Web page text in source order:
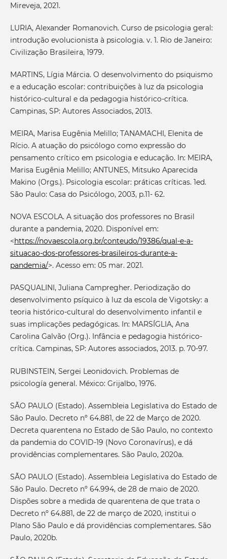
Mireveja, 2021.
LURIA, Alexander Romanovich. Curso de psicologia geral:
introdução evolucionista à psicologia. v. 1. Rio de Janeiro:
Civilização Brasileira, 1979.
MARTINS, Lígia Márcia. O desenvolvimento do psiquismo
e a educação escolar: contribuições à luz da psicologia
histórico-cultural e da pedagogia histórico-crítica.
Campinas, SP: Autores Associados, 2013.
MEIRA, Marisa Eugênia Melillo; TANAMACHI, Elenita de
Rício. A atuação do psicólogo como expressão do
pensamento crítico em psicologia e educação. In: MEIRA,
Marisa Eugênia Melillo; ANTUNES, Mitsuko Aparecida
Makino (Orgs.). Psicologia escolar: práticas críticas. 1ed.
São Paulo: Casa do Psicólogo, 2003, p.11- 62.
NOVA ESCOLA. A situação dos professores no Brasil
durante a pandemia, 2020. Disponível em:
<https://novaescola.org.br/conteudo/19386/qual-e-a-
situacao-dos-professores-brasileiros-durante-a-
pandemia/>. Acesso em: 05 mar. 2021.
PASQUALINI, Juliana Campregher. Periodização do
desenvolvimento psíquico à luz da escola de Vigotsky: a
teoria histórico-cultural do desenvolvimento infantil e
suas implicações pedagógicas. In: MARSÍGLIA, Ana
Carolina Galvão (Org.). Infância e pedagogia histórico-
crítica. Campinas, SP: Autores associados, 2013. p. 70-97.
RUBINSTEIN, Sergei Leonidovich. Problemas de
psicología general. México: Grijalbo, 1976.
SÃO PAULO (Estado). Assembleia Legislativa do Estado de
São Paulo. Decreto nº 64.881, de 22 de Março de 2020.
Decreta quarentena no Estado de São Paulo, no contexto
da pandemia do COVID-19 (Novo Coronavírus), e dá
providências complementares. São Paulo, 2020a.
SÃO PAULO (Estado). Assembleia Legislativa do Estado de
São Paulo. Decreto nº 64.994, de 28 de maio de 2020.
Dispões sobre a medida de quarentena de que trata o
Decreto nº 64.881, de 22 de março de 2020, institui o
Plano São Paulo e dá providências complementares. São
Paulo, 2020b.